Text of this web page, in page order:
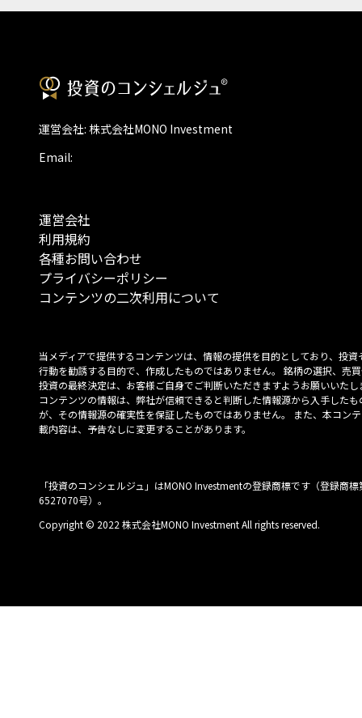
運営会社: 株式会社MONO Investment
Email:
運営会社
利用規約
各種お問い合わせ
プライバシーポリシー
コンテンツの二次利用について
当メディアで提供するコンテンツは、情報の提供を目的としており、投資
行動を勧誘する目的で、作成したものではありません。 銘柄の選択、売
投資の最終決定は、お客様ご自身でご判断いただきますようお願いいたし
コンテンツの情報は、弊社が信頼できると判断した情報源から入手したも
が、その情報源の確実性を保証したものではありません。 また、本コン
載内容は、予告なしに変更することがあります。
「投資のコンシェルジュ」はMONO Investmentの登録商標です（登録商標
6527070号）。
Copyright © 2022 株式会社MONO Investment All rights reserved.